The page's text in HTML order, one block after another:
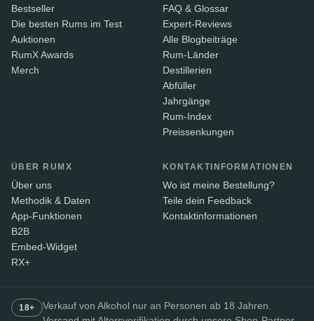
Bestseller
Die besten Rums im Test
Auktionen
RumX Awards
Merch
FAQ & Glossar
Expert-Reviews
Alle Blogbeiträge
Rum-Länder
Destillerien
Abfüller
Jahrgänge
Rum-Index
Preissenkungen
ÜBER RUMX
Über uns
Methodik & Daten
App-Funktionen
B2B
Embed-Widget
RX+
KONTAKTINFORMATIONEN
Wo ist meine Bestellung?
Teile dein Feedback
Kontaktinformationen
18+
Verkauf von Alkohol nur an Personen ab 18 Jahren.